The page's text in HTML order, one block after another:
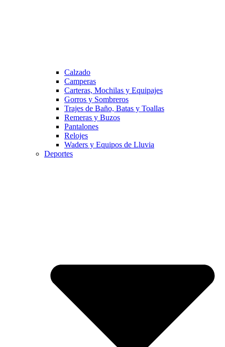
Calzado
Camperas
Carteras, Mochilas y Equipajes
Gorros y Sombreros
Trajes de Baño, Batas y Toallas
Remeras y Buzos
Pantalones
Relojes
Waders y Equipos de Lluvia
Deportes